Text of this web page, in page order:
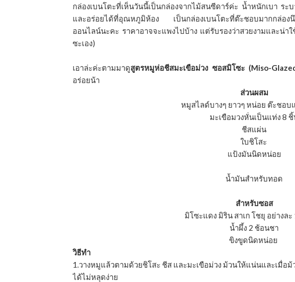
กล่องเบนโตะที่เห็นวันนี้เป็นกล่องจากไม้สนซีดาร์ค่ะ นํ้าหนักเบา ร
และอร่อยได้ที่อุณหภูมิห้อง เป็นกล่องเบนโตะที่ต๊ะชอบมากกล่อง
ออนไลน์นะคะ ราคาอาจจะแพงไปบ้าง แต่รับรองว่าสวยงามและน่
ซะเอง)
เอาล่ะค่ะตามมาดูสูตรหมูห่อชีสมะเขือม่วง ซอสมิโซะ (Miso-
อร่อยน้า
ส่วนผสม
หมูสไลด์บางๆ ยาวๆ หน่อย ต๊ะชอ
มะเขือมวงหั่นเป็นแท่ง 8
ชีสแผ่น
ใบชิโสะ
แป้งมันนิดหน่อย
นํ้ามันสำหรับทอด
สำหรับซอส
มิโซะแดง มิริน สาเก โชยุ อย่างล
นํ้าผึ้ง 2 ช้อนชา
ขิงขูดนิดหน่อย
วิธีทำ
1.วางหมูแล้วตามด้วยชิโสะ ชีส และมะเขือม่วง ม้วนให้แน่นและเมื่อ
ได้ไม่หลุดง่าย